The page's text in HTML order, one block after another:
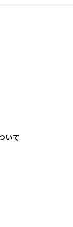
いて